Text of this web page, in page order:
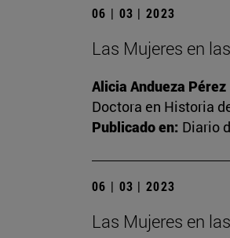
06 | 03 | 2023
Las Mujeres en
Alicia Andueza Pérez
Doctora en Historia
Publicado en: Diario
06 | 03 | 2023
Las Mujeres en